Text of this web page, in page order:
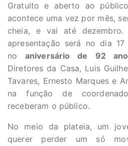
Gratuito e aberto ao
acontece uma vez por mês,
cheia, e vai até dezembro.
apresentação será no dia
no aniversário de 92
Diretores da Casa, Luis
Tavares, Ernesto Marques e
na função de
receberam o público.
No meio da plateia, um
querer perder um só